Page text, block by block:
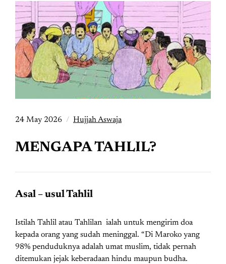
24 May 2026 Hujjah Aswaja
MENGAPA TAHLIL?
Asal – usul Tahlil
Istilah Tahlil atau Tahlilan ialah untuk mengirim doa
kepada orang yang sudah meninggal. “Di Maroko yang
98% penduduknya adalah umat muslim, tidak pernah
ditemukan jejak keberadaan hindu maupun budha.